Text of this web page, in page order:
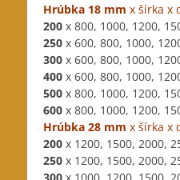
Hrúbka 18 mm x šírka x
200 x 800, 1000, 1200,
250 x 600, 800, 1000,
300 x 600, 800, 1000,
400 x 600, 800, 1000,
500 x 800, 1000, 1200,
600 x 800, 1000, 1200,
Hrúbka 28 mm x šírka x
200 x 1200, 1500, 2000,
250 x 1200, 1500, 2000,